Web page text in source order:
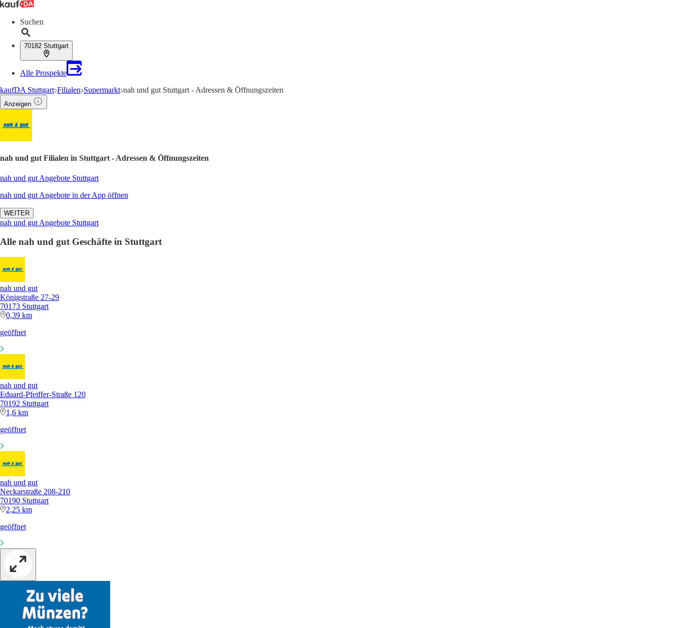
Suchen
70182 Stuttgart
Alle Prospekte
kaufDA Stuttgart Filialen Supermarkt nah und gut Stuttgart - Adressen & Öffnungszeiten
Anzeigen
nah und gut Filialen in Stuttgart - Adressen & Öffnungszeiten
nah und gut Angebote Stuttgart
nah und gut Angebote in der App öffnen
WEITER
nah und gut Angebote Stuttgart
Alle nah und gut Geschäfte in Stuttgart
nah und gut
Königstraße 27-29
70173 Stuttgart
0,39 km
geöffnet
nah und gut
Eduard-Pfeiffer-Straße 120
70192 Stuttgart
1,6 km
geöffnet
nah und gut
Neckarstraße 208-210
70190 Stuttgart
2,25 km
geöffnet